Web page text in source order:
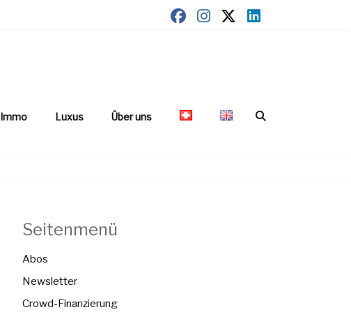
Immo Luxus Über uns
Seitenmenü
Abos
Newsletter
Crowd-Finanzierung